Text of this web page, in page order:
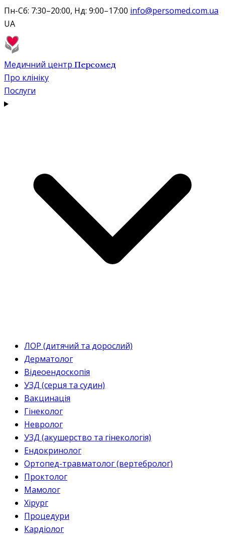
Пн-Сб: 7:30–20:00, Нд: 9:00–17:00 info@persomed.com.ua
UA
Медичний центр Персомед
Про клініку
Послуги
ЛОР (дитячий та дорослий)
Дерматолог
Відеоендоскопія
УЗД (серця та судин)
Вакцинація
Гінеколог
Невролог
УЗД (акушерство та гінекологія)
Ендокринолог
Ортопед-травматолог (вертебролог)
Проктолог
Мамолог
Хірург
Процедури
Кардіолог